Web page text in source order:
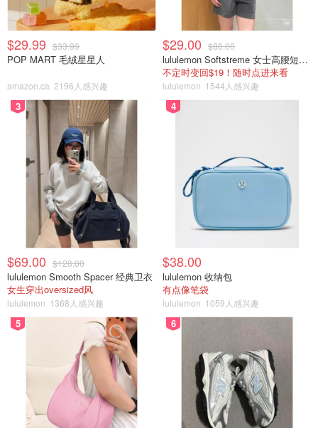
$29.99 $33.99
POP MART 毛绒星星人
amazon.ca 2196人感兴趣
$29.00 $88.00
lululemon Softstreme 女士高腰短裤 10cm
不定时变回$19！随时点进来看
lululemon 1544人感兴趣
3
$69.00 $128.00
lululemon Smooth Spacer 经典卫衣
女生穿出oversized风
lululemon 1368人感兴趣
4
$38.00
lululemon 收纳包
有点像笔袋
lululemon 1059人感兴趣
5 6